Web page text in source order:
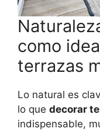
como
terrazas
Lo natural es
lo que decorar
indispensable,